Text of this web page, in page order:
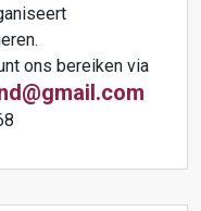
ons bereiken via